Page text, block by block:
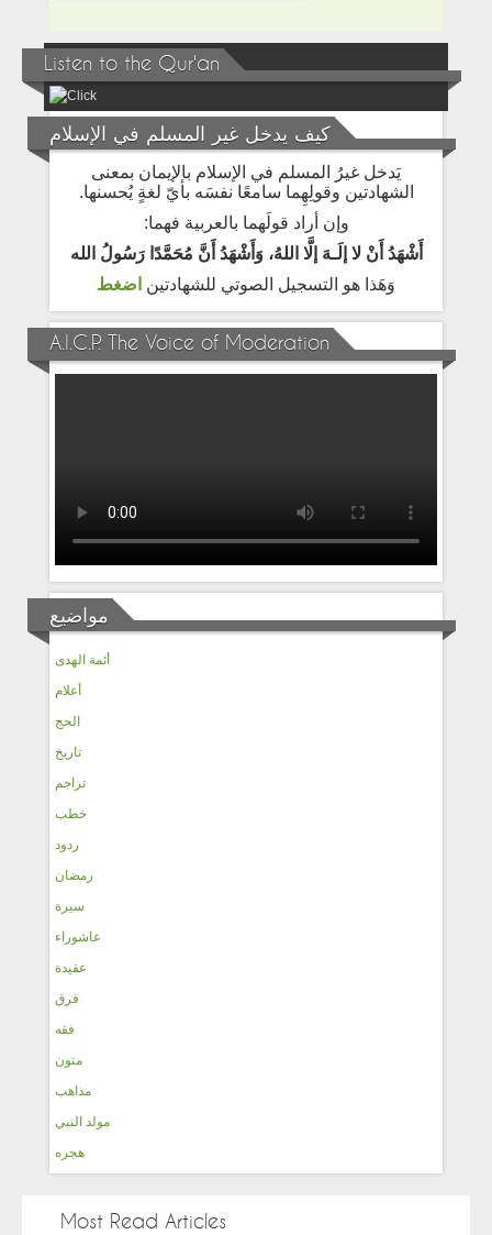
Listen to the Qur'an
كيف يدخل غير المسلم في الإسلام
يَدخل غيرُ المسلم في الإسلام بالإيمان بمعنى
الشهادتين وقولِهِما سامعًا نفسَه بأيّ لغةٍ يُحسنها.
وإن أراد قولَهما بالعربية فهما:
أَشْهَدُ أَنْ لا إلَـهَ إلَّا اللهُ، وَأَشْهَدُ أَنَّ مُحَمَّدًا رَسُولُ الله
وَهَذا هو التسجيل الصوتي للشهادتين اضغط
A.I.C.P. The Voice of Moderation
مواضيع
أئمة الهدى
أعلام
الحج
تاريخ
تراجم
خطب
ردود
رمضان
سيرة
عاشوراء
عقيدة
فرق
فقه
متون
مذاهب
مولد النبي
هجره
Most Read Articles